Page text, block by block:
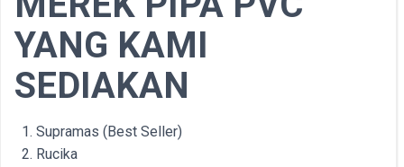
YANG KAMI
SEDIAKAN
Supramas (Best Seller)
Rucika